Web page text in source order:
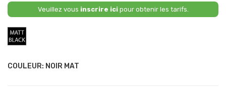
Veuillez vous inscrire icipour obtenir les tarifs.
COULEUR: NOIR MAT